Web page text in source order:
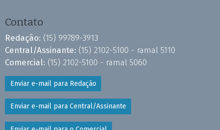
Contato
Redação: (15) 99789-3913
Central/Assinante: (15) 2102-5100 - ramal 5110
Comercial: (15) 2102-5100 - ramal 5060
Enviar e-mail para Redação
Enviar e-mail para Central/Assinante